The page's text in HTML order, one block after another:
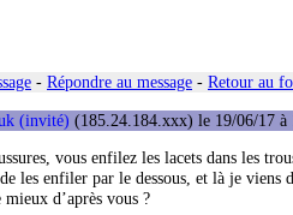
- Répondre au message - Retour au
(invité) (185.24.184.xxx) le 19/06/17 à
vous enfilez les lacets dans les
les enfiler par le dessous, et là je viens
d’après vous ?